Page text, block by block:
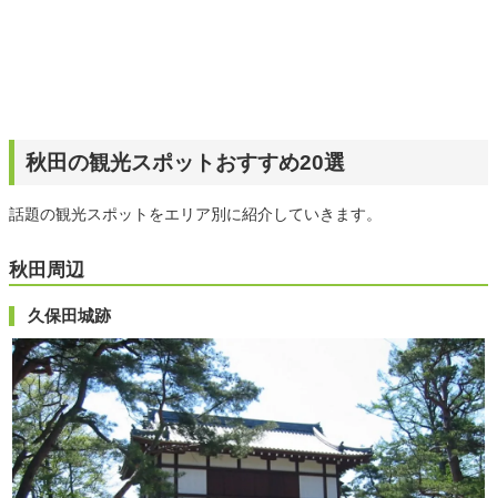
秋田の観光スポットおすすめ20選
話題の観光スポットをエリア別に紹介していきます。
秋田周辺
久保田城跡